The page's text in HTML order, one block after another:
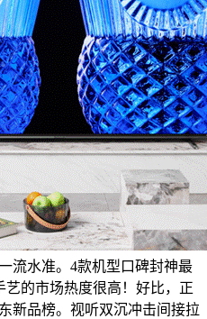
流水准。4款机型口碑封神最
的市场热度很高！好比，正
新品榜。视听双沉冲击间接拉